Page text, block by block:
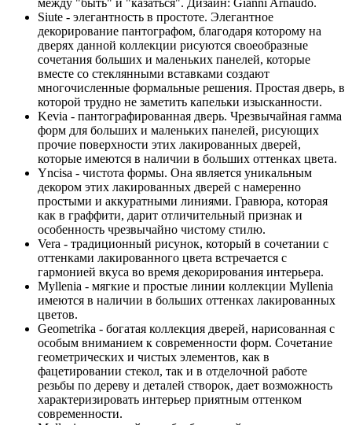
между "быть" и "казаться". Дизайн: Gianni Arnaudo.
Siute - элегантность в простоте. Элегантное
декорирование пантографом, благодаря которому на
дверях данной коллекции рисуются своеобразные
сочетания больших и маленьких панелей, которые
вместе со стеклянными вставками создают
многочисленные формальные решения. Простая дверь, в
которой трудно не заметить капельки изысканности.
Kevia - пантографированная дверь. Чрезвычайная гамма
форм для больших и маленьких панелей, рисующих
прочие поверхности этих лакированных дверей,
которые имеются в наличии в больших оттенках цвета.
Yncisa - чистота формы. Она является уникальным
декором этих лакированных дверей с намеренно
простыми и аккуратными линиями. Гравюра, которая
как в граффити, дарит отличительный признак и
особенность чрезвычайно чистому стилю.
Vera - традиционный рисунок, который в сочетании с
оттенками лакированного цвета встречается с
гармонией вкуса во время декорирования интерьера.
Myllenia - мягкие и простые линии коллекции Myllenia
имеются в наличии в больших оттенках лакированных
цветов.
Geometrika - богатая коллекция дверей, нарисованная с
особым вниманием к современности форм. Сочетание
геометрических и чистых элементов, как в
фацетировании стекол, так и в отделочной работе
резьбы по дереву и деталей створок, дает возможность
характеризировать интерьер приятным оттенком
современности.